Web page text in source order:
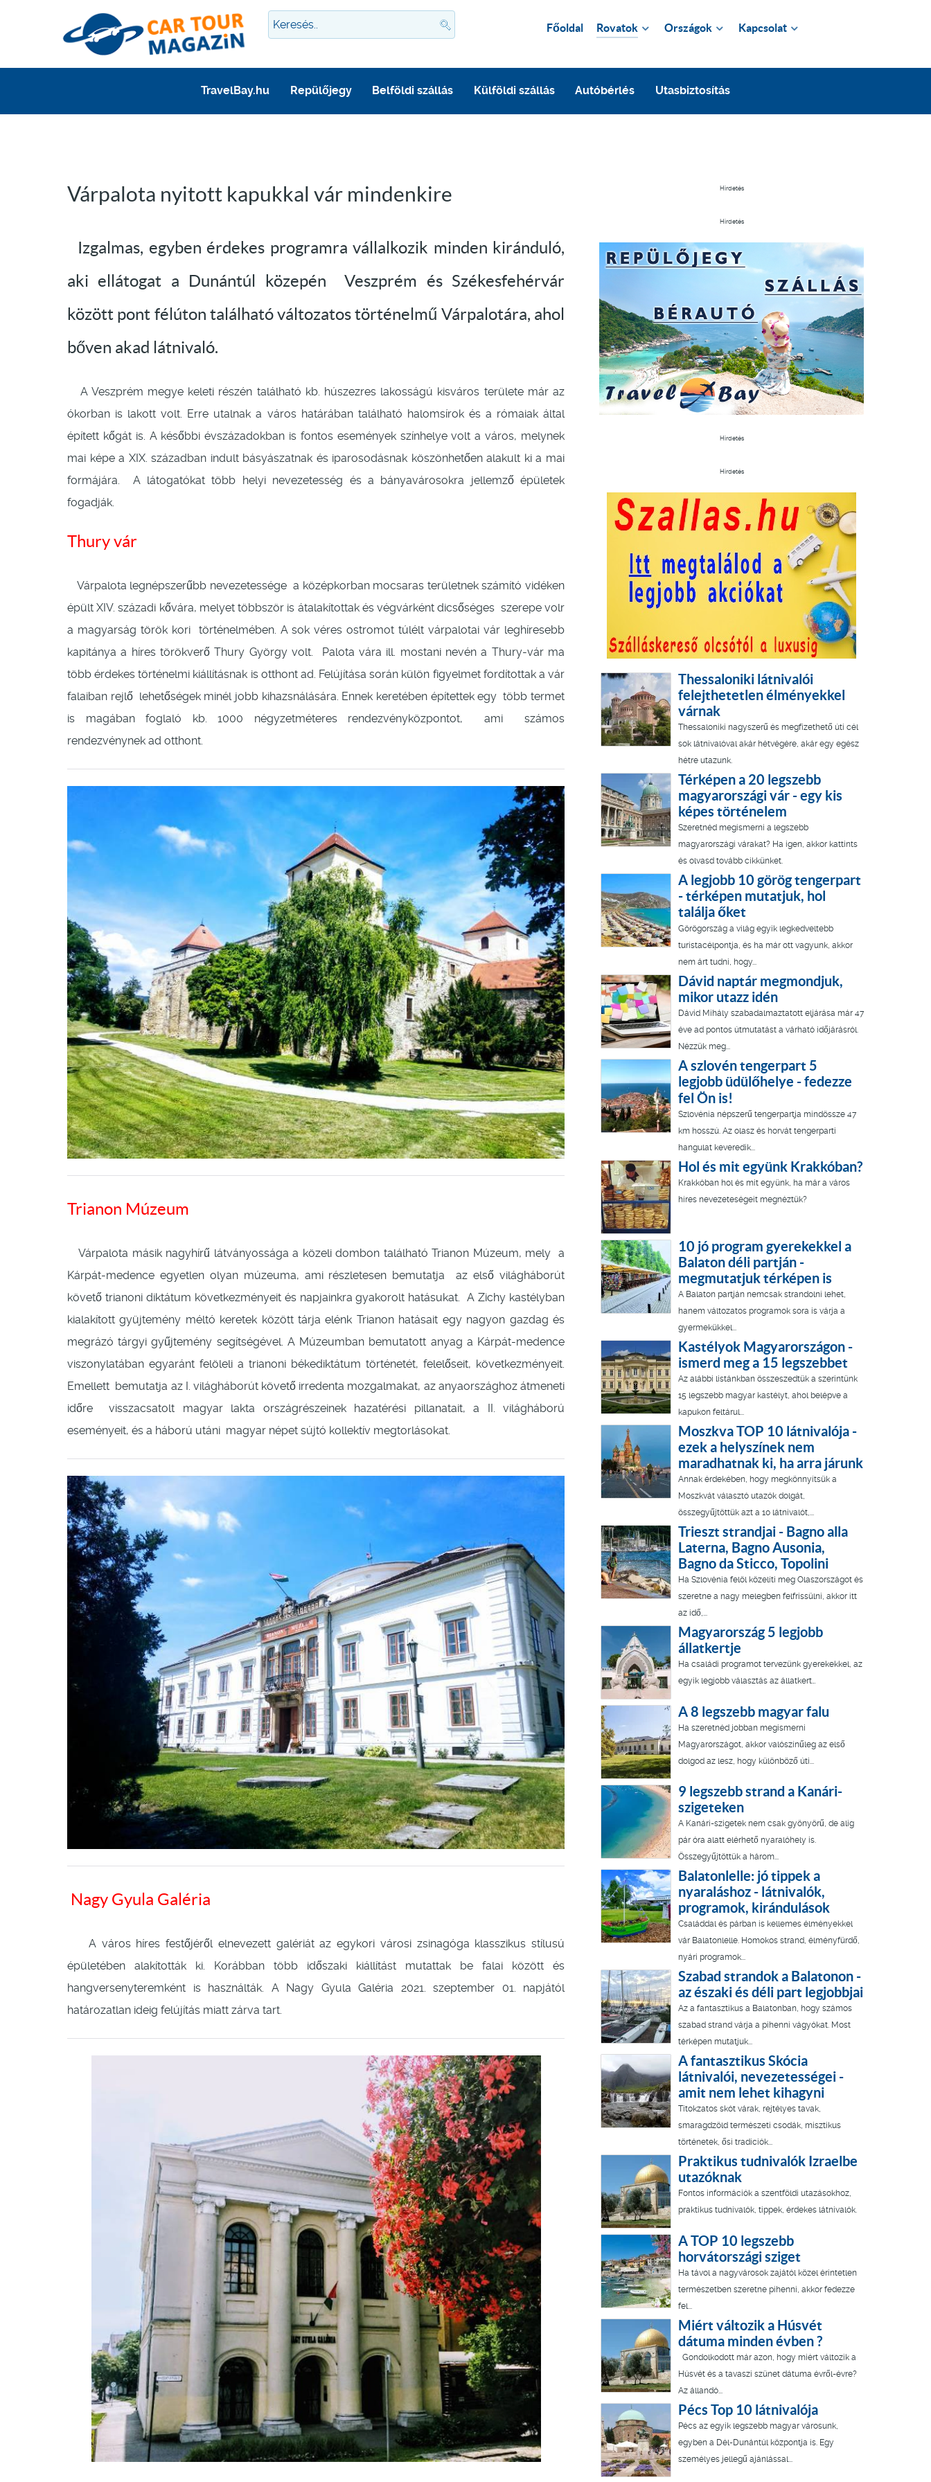
Főoldal Rovatok Országok Kapcsolat
TravelBay.hu Repülőjegy Belföldi szállás Külföldi szállás Autóbérlés Utasbiztosítás
Várpalota nyitott kapukkal vár mindenkire
Izgalmas, egyben érdekes programra vállalkozik minden kiránduló,
aki ellátogat a Dunántúl közepén Veszprém és Székesfehérvár
között pont félúton található változatos történelmű Várpalotára, ahol
bőven akad látnivaló.
A Veszprém megye keleti részén található kb. húszezres lakosságú kisváros területe már az
ókorban is lakott volt. Erre utalnak a város határában található halomsírok és a rómaiak által
épített kőgát is. A későbbi évszázadokban is fontos események színhelye volt a város, melynek
mai képe a XIX. században indult básyászatnak és iparosodásnak köszönhetően alakult ki a mai
formájára. A látogatókat több helyi nevezetesség és a bányavárosokra jellemző épületek
fogadják.
Thury vár
Várpalota legnépszerűbb nevezetessége a középkorban mocsaras területnek számító vidéken
épült XIV. századi kővára, melyet többször is átalakítottak és végvárként dicsőséges szerepe volr
a magyarság török kori történelmében. A sok véres ostromot túlélt várpalotai vár leghíresebb
kapitánya a híres törökverő Thury György volt. Palota vára ill. mostani nevén a Thury-vár ma
több érdekes történelmi kiállításnak is otthont ad. Felújítása során külön figyelmet fordítottak a vár
falaiban rejlő lehetőségek minél jobb kihazsnálására. Ennek keretében építettek egy több termet
is magában foglaló kb. 1000 négyzetméteres rendezvényközpontot, ami számos
rendezvénynek ad otthont.
Trianon Múzeum
Várpalota másik nagyhírű látványossága a közeli dombon található Trianon Múzeum, mely a
Kárpát-medence egyetlen olyan múzeuma, ami részletesen bemutatja az első világháborút
követő trianoni diktátum következményeit és napjainkra gyakorolt hatásukat. A Zichy kastélyban
kialakított gyüjtemény méltó keretek között tárja elénk Trianon hatásait egy nagyon gazdag és
megrázó tárgyi gyűjtemény segítségével. A Múzeumban bemutatott anyag a Kárpát-medence
viszonylatában egyaránt felöleli a trianoni békediktátum történetét, felelőseit, következményeit.
Emellett bemutatja az I. világháborút követő irredenta mozgalmakat, az anyaországhoz átmeneti
időre visszacsatolt magyar lakta országrészeinek hazatérési pillanatait, a II. világháború
eseményeit, és a háború utáni magyar népet sújtó kollektív megtorlásokat.
Nagy Gyula Galéria
A város híres festőjéről elnevezett galériát az egykori városi zsinagóga klasszikus stílusú
épületében alakították ki. Korábban több időszaki kiállítást mutattak be falai között és
hangversenyteremként is használták. A Nagy Gyula Galéria 2021. szeptember 01. napjától
határozatlan ideig felújítás miatt zárva tart.
Hirdetés
Hirdetés
Hirdetés
Hirdetés
Thessaloniki látnivalói
felejthetetlen élményekkel
várnak
Thessaloniki nagyszerű és megfizethető úti cél
sok látnivalóval akár hétvégére, akár egy egész
hétre utazunk.
Térképen a 20 legszebb
magyarországi vár - egy kis
képes történelem
Szeretnéd megismerni a legszebb
magyarországi várakat? Ha igen, akkor kattints
és olvasd tovább cikkünket.
A legjobb 10 görög tengerpart
- térképen mutatjuk, hol
találja őket
Görögország a világ egyik legkedveltebb
turistacélpontja, és ha már ott vagyunk, akkor
nem árt tudni, hogy...
Dávid naptár megmondjuk,
mikor utazz idén
Dávid Mihály szabadalmaztatott eljárása már 47
éve ad pontos útmutatást a várható időjárásról.
Nézzük meg...
A szlovén tengerpart 5
legjobb üdülőhelye - fedezze
fel Ön is!
Szlovénia népszerű tengerpartja mindössze 47
km hosszú. Az olasz és horvát tengerparti
hangulat keveredik...
Hol és mit együnk Krakkóban?
Krakkóban hol és mit együnk, ha már a város
híres nevezeteségeit megnéztük?
10 jó program gyerekekkel a
Balaton déli partján -
megmutatjuk térképen is
A Balaton partján nemcsak strandolni lehet,
hanem változatos programok sora is várja a
gyermekükkel...
Kastélyok Magyarországon -
ismerd meg a 15 legszebbet
Az alábbi listánkban összeszedtük a szerintünk
15 legszebb magyar kastélyt, ahol belépve a
kapukon feltárul...
Moszkva TOP 10 látnivalója -
ezek a helyszínek nem
maradhatnak ki, ha arra járunk
Annak érdekében, hogy megkönnyítsük a
Moszkvát választó utazók dolgát,
összegyűjtöttük azt a 10 látnivalót,...
Trieszt strandjai - Bagno alla
Laterna, Bagno Ausonia,
Bagno da Sticco, Topolini
Ha Szlovénia felöl közelíti meg Olaszországot és
szeretne a nagy melegben felfrissülni, akkor itt
az idő,...
Magyarország 5 legjobb
állatkertje
Ha családi programot tervezünk gyerekekkel, az
egyik legjobb választás az állatkert…
A 8 legszebb magyar falu
Ha szeretnéd jobban megismerni
Magyarországot, akkor valószínűleg az első
dolgod az lesz, hogy különböző úti...
9 legszebb strand a Kanári-
szigeteken
A Kanári-szigetek nem csak gyönyörű, de alig
pár óra alatt elérhető nyaralóhely is.
Összegyűjtöttük a három...
Balatonlelle: jó tippek a
nyaraláshoz - látnivalók,
programok, kirándulások
Családdal és párban is kellemes élményekkel
vár Balatonlelle. Homokos strand, élményfürdő,
nyári programok...
Szabad strandok a Balatonon -
az északi és déli part legjobbjai
Az a fantasztikus a Balatonban, hogy számos
szabad strand várja a pihenni vágyókat. Most
térképen mutatjuk...
A fantasztikus Skócia
látnivalói, nevezetességei -
amit nem lehet kihagyni
Titokzatos skót várak, rejtélyes tavak,
smaragdzöld természeti csodák, misztikus
történetek, ősi tradíciók...
Praktikus tudnivalók Izraelbe
utazóknak
Fontos információk a szentföldi utazásokhoz,
praktikus tudnivalók, tippek, érdekes látnivalók.
A TOP 10 legszebb
horvátországi sziget
Ha távol a nagyvárosok zajától közel érintetlen
természetben szeretne pihenni, akkor fedezze
fel...
Miért változik a Húsvét
dátuma minden évben ?
Gondolkodott már azon, hogy miért változik a
Húsvét és a tavaszi szünet dátuma évről-évre?
Az állandó...
Pécs Top 10 látnivalója
Pécs az egyik legszebb magyar városunk,
egyben a Dél-Dunántúl központja is. Egy
személyes jellegű ajánlással...